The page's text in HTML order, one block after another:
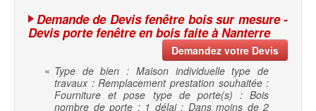
Demande de Devis fenêtre bois sur mesure -
Devis porte fenêtre en bois faite à Nanterre
Demandez votre Devis
« Type de bien : Maison individuelle type de
travaux : Remplacement prestation souhaitée :
Fourniture et pose type de porte(s) : Bois
nombre de porte : 1 délai : Dans moins de 2